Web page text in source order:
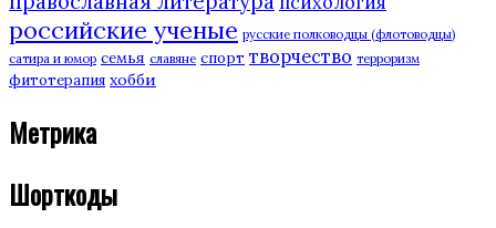
российские ученые русские полководцы (флотоводцы)
сатира и юмор семья славяне спорт творчество терроризм
фитотерапия хобби
Метрика
Шорткоды